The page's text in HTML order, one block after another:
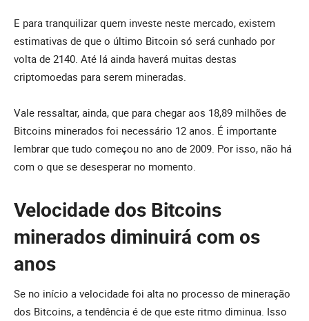
E para tranquilizar quem investe neste mercado, existem
estimativas de que o último Bitcoin só será cunhado por
volta de 2140. Até lá ainda haverá muitas destas
criptomoedas para serem mineradas.
Vale ressaltar, ainda, que para chegar aos 18,89 milhões de
Bitcoins minerados foi necessário 12 anos. É importante
lembrar que tudo começou no ano de 2009. Por isso, não há
com o que se desesperar no momento.
Velocidade dos Bitcoins
minerados diminuirá com os
anos
Se no início a velocidade foi alta no processo de mineração
dos Bitcoins, a tendência é de que este ritmo diminua. Isso